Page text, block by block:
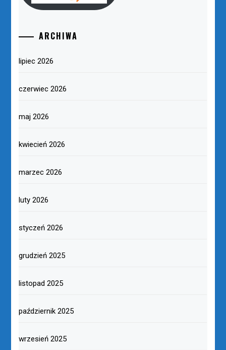
ARCHIWA
lipiec 2026
czerwiec 2026
maj 2026
kwiecień 2026
marzec 2026
luty 2026
styczeń 2026
grudzień 2025
listopad 2025
październik 2025
wrzesień 2025